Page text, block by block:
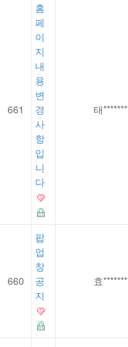
661
홈
페
이
지
내
용
변
경
사
항
입
니
다
태*******
660
팝
업
창
공
지
효*******